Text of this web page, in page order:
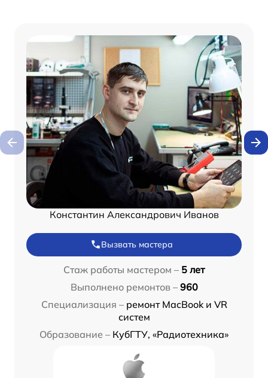
Константин Александрович Иванов
Вызвать мастера
Стаж работы мастером – 5 лет
Выполнено ремонтов – 960
Специализация – ремонт MacBook и VR
систем
Образование – КубГТУ, «Радиотехника»